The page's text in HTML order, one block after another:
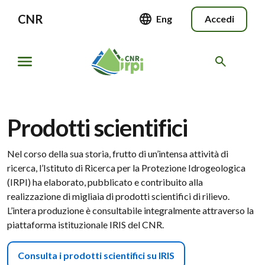
CNR Eng Accedi
Prodotti scientifici
Nel corso della sua storia, frutto di un’intensa attività di
ricerca, l’Istituto di Ricerca per la Protezione Idrogeologica
(IRPI) ha elaborato, pubblicato e contribuito alla
realizzazione di migliaia di prodotti scientifici di rilievo.
L’intera produzione è consultabile integralmente attraverso la
piattaforma istituzionale IRIS del CNR.
Consulta i prodotti scientifici su IRIS